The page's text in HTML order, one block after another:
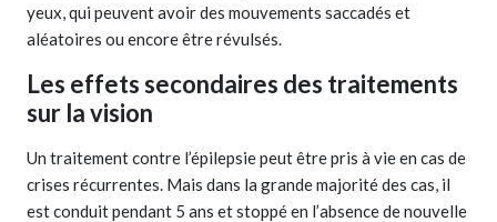
yeux, qui peuvent avoir des mouvements saccadés et
aléatoires ou encore être révulsés.
Les effets secondaires des traitements
sur la vision
Un traitement contre l’épilepsie peut être pris à vie en cas de
crises récurrentes. Mais dans la grande majorité des cas, il
est conduit pendant 5 ans et stoppé en l’absence de nouvelle